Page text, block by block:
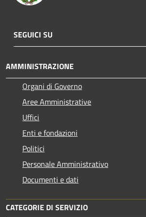
SEGUICI SU
AMMINISTRAZIONE
Organi di Governo
Aree Amministrative
Uffici
Enti e fondazioni
Politici
Personale Amministrativo
Documenti e dati
CATEGORIE DI SERVIZIO